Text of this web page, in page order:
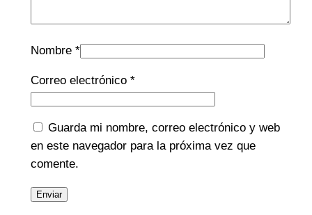
Nombre *
Correo electrónico *
Guarda mi nombre, correo electrónico y web
en este navegador para la próxima vez que
comente.